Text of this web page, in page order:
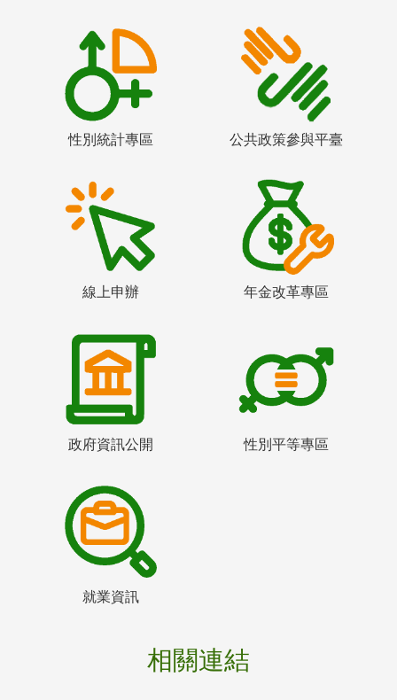
性別統計專區 公共政策參與平臺
線上申辦 年金改革專區
政府資訊公開 性別平等專區
就業資訊
相關連結